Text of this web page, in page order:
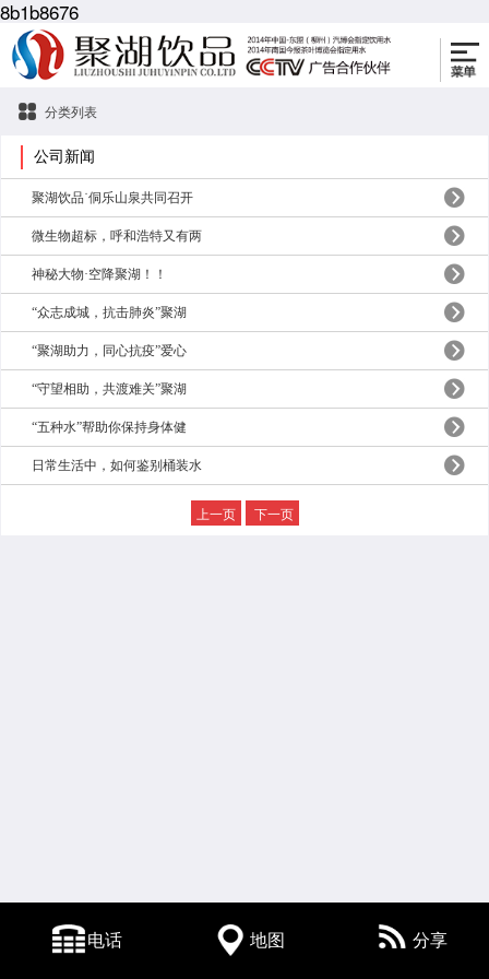
8b1b8676
分类列表
公司新闻
聚湖饮品˙侗乐山泉共同召开
微生物超标，呼和浩特又有两
神秘大物·空降聚湖！！
“众志成城，抗击肺炎”聚湖
“聚湖助力，同心抗疫”爱心
“守望相助，共渡难关”聚湖
“五种水”帮助你保持身体健
日常生活中，如何鉴别桶装水
上一页 下一页
电话 地图 分享